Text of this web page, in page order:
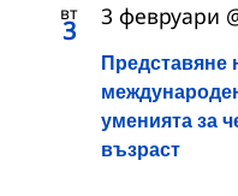
вт
3
Представяне
уменията за
възраст
3 февруари